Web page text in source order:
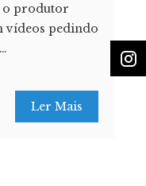
o produtor
vídeos pedindo
Ler Mais